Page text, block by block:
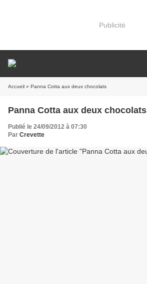
Publicité
Accueil » Panna Cotta aux deux chocolats
Panna Cotta aux deux chocolats
Publié le 24/09/2012 à 07:30
Par Crevette